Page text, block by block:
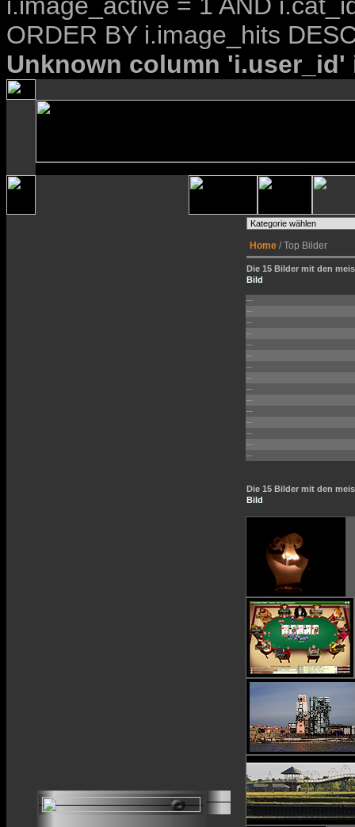
ORDER BY i.image_hits
Unknown column
Home / Top Bilder
Die 15 Bilder mit den
Bild
--
--
--
--
--
--
--
--
--
--
--
--
--
--
--
Die 15 Bilder mit den
Bild